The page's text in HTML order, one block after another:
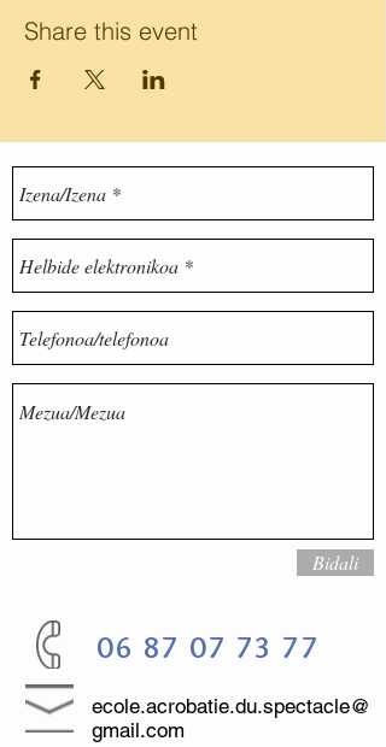
Share this event
Bidali
06 87 07 73 77
ecole.acrobatie.du.spectacle@
gmail.com